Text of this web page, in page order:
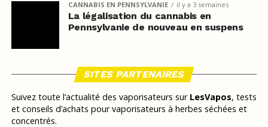
CANNABIS EN PENNSYLVANIE il y a 3 semaines
La légalisation du cannabis en
Pennsylvanie de nouveau en suspens
SITES PARTENAIRES
Suivez toute l’actualité des vaporisateurs sur LesVapos, tests
et conseils d’achats pour vaporisateurs à herbes séchées et
concentrés.